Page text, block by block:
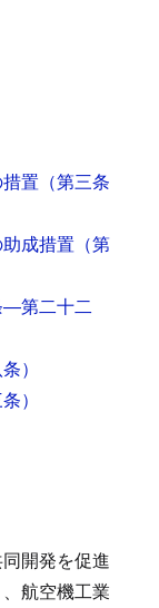
置 （第三条
成措置 （第
―第二十二
）
）
開発を促進
航空機工業